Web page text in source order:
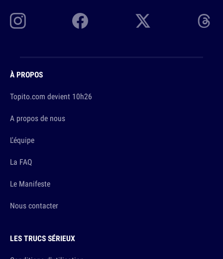
À PROPOS
Topito.com devient 10h26
A propos de nous
L'équipe
La FAQ
Le Manifeste
Nous contacter
LES TRUCS SÉRIEUX